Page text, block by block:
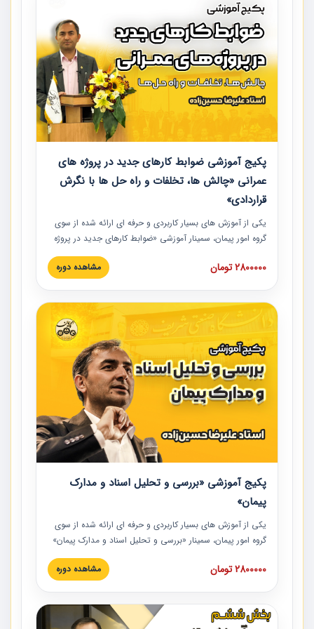
پکیج آموزشی ضوابط کارهای جدید در پروژه های
عمرانی «چالش ها، تخلفات و راه حل ها با نگرش
قراردادی»
یکی از آموزش‏‏‏‏‏‏ های بسیار کاربردی و حرفه‏ ای ارائه شده از سوی
گروه امور پیمان، سمینار آموزشی «ضوابط کارهای جدید در پروژه
های عمرانی» چالش ها، تخلفات و راه حل ها با نگرش قراردادی
است که در محل سندیکای شرکت های ساختمانی کشور ارائه شد.
مدارک پیمان به همراه تجربیات عملی ارائه شده است.
2800000 تومان مشاهده دوره
پکیج آموزشی «بررسی و تحلیل اسناد و مدارک
پیمان»
یکی از آموزش‏‏‏‏‏‏ های بسیار کاربردی و حرفه‏ ای ارائه شده از سوی
گروه امور پیمان، سمینار «بررسی و تحلیل اسناد و مدارک پیمان»
است که در دانشگاه صنعتی شریف ارائه شد. در این آموزش
نکات کلیدی مربوط به اسناد و مدارک پیمان، اولویت بندی اسناد
پیمان به همراه تجربیات عملی در این خصوص ارائه شده است.
2800000 تومان مشاهده دوره